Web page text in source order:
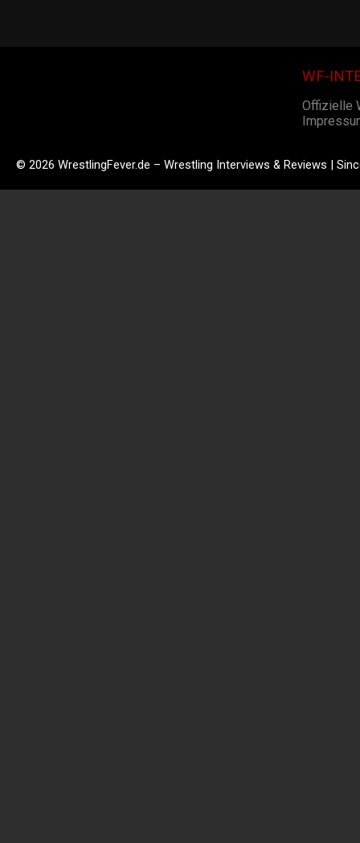
WF-
Offizielle
© 2026 WrestlingFever.de – Wrestling Interviews & Reviews |